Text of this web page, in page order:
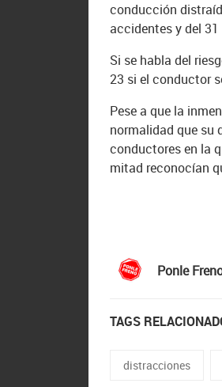
conducción
accidentes y del
Si se habla del
23 si el conductor
Pese a que la
normalidad que su
conductores en la
mitad reconocían
Ponle
TAGS
distracciones